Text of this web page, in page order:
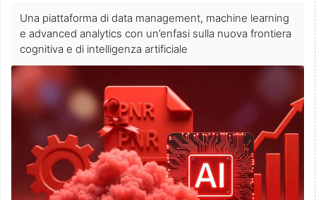
Una piattaforma di data management, machine learning
e advanced analytics con un’enfasi sulla nuova frontiera
cognitiva e di intelligenza artificiale